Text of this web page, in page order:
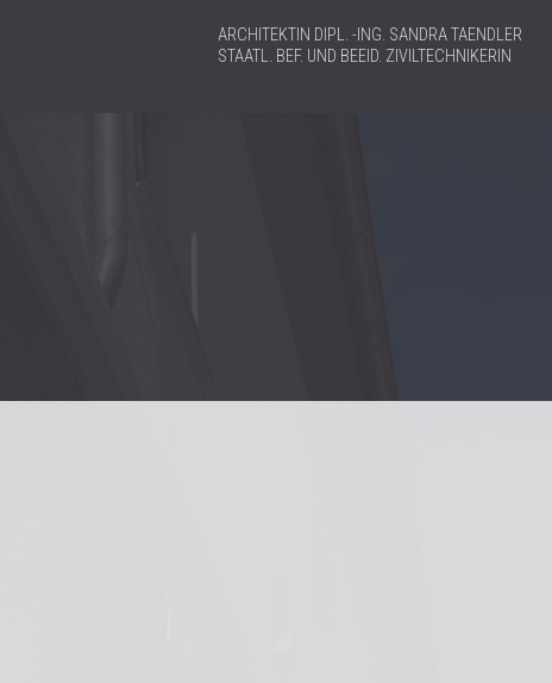
ARCHITEKTIN DIPL. -ING. SANDRA TAENDLER
STAATL. BEF. UND BEEID. ZIVILTECHNIKERIN